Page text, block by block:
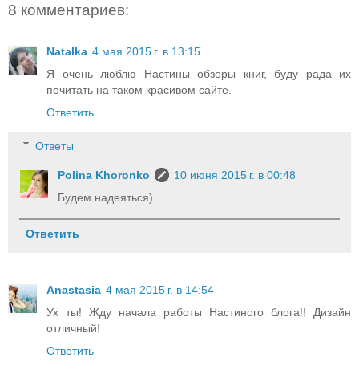
8 комментариев:
Natalka 4 мая 2015 г. в 13:15
Я очень люблю Настины обзоры книг, буду рада их
почитать на таком красивом сайте.
Ответить
Ответы
Polina Khoronko
10 июня 2015 г. в 00:48
Будем надеяться)
Ответить
Anastasia 4 мая 2015 г. в 14:54
Ух ты! Жду начала работы Настиного блога!! Дизайн
отличный!
Ответить